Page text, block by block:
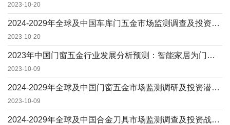
2023-10-20
2024-2029年全球及中国车库门五金市场监测调查及投资战略评估预测报告2024-202...
2023-10-20
2023年中国门窗五金行业发展分析预测：智能家居为门窗五金行业带来新的增长空间
2023-10-09
​2024-2029年全球及中国门窗五金市场监测调研及投资潜力评估预测报告
2023-10-09
2024-2029年全球及中国合金刀具市场监测调查及投资战略评估预测报告